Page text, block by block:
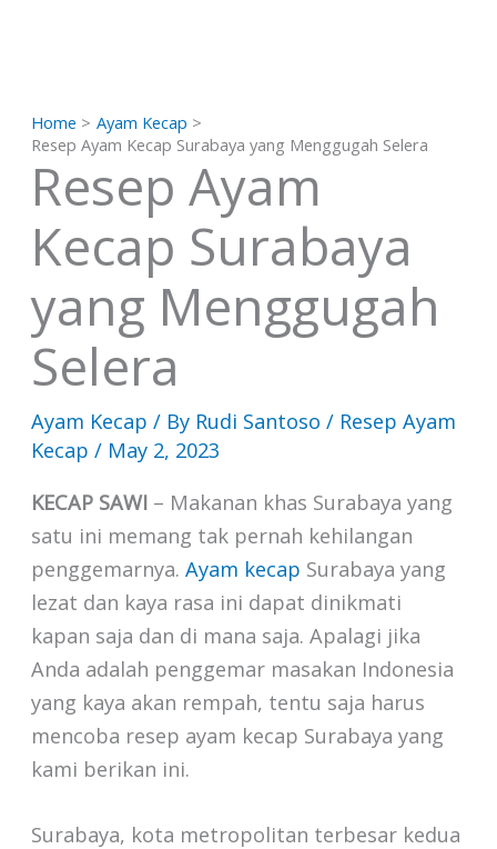
Home
Ayam Kecap
Resep Ayam Kecap Surabaya yang Menggugah Selera
Resep Ayam
Kecap Surabaya
yang Menggugah
Selera
Ayam Kecap / By Rudi Santoso/ Resep Ayam
Kecap / May 2, 2023
KECAP SAWI – Makanan khas Surabaya yang
satu ini memang tak pernah kehilangan
penggemarnya.Ayam kecap Surabaya yang
lezat dan kaya rasa ini dapat dinikmati
kapan saja dan di mana saja. Apalagi jika
Anda adalah penggemar masakan Indonesia
yang kaya akan rempah, tentu saja harus
mencoba resep ayam kecap Surabaya yang
kami berikan ini.
Surabaya, kota metropolitan terbesar kedua